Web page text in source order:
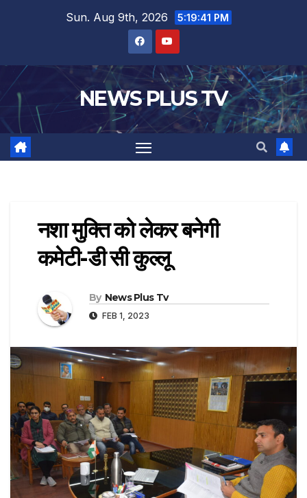
Sun. Aug 9th, 2026 5:19:42 PM
NEWS PLUS TV
नशा मुक्ति को लेकर बनेगी
कमेटी-डी सी कुल्लू
By News Plus Tv
FEB 1, 2023